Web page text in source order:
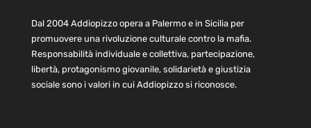
Dal 2004 Addiopizzo opera a Palermo e in Sicilia per
promuovere una rivoluzione culturale contro la mafia.
Responsabilità individuale e collettiva, partecipazione,
libertà, protagonismo giovanile, solidarietà e giustizia
sociale sono i valori in cui Addiopizzo si riconosce.